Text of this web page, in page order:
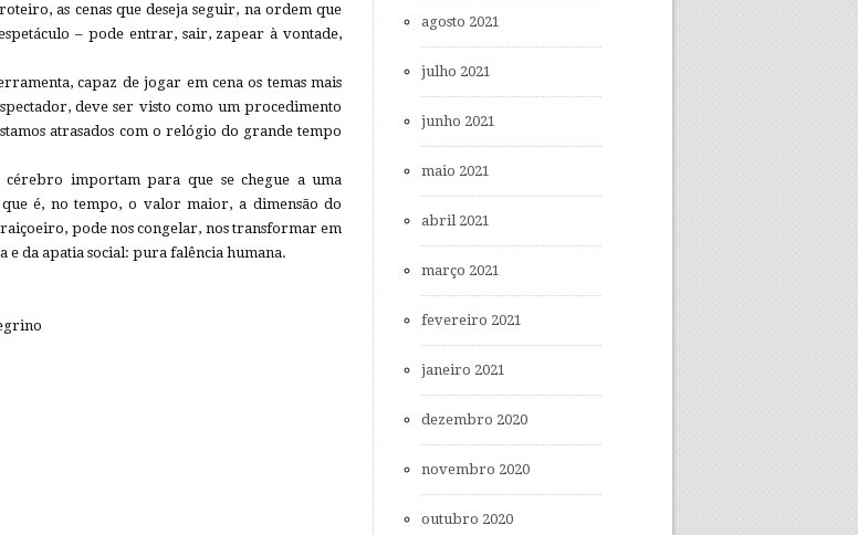
as cenas que deseja seguir, na ordem que
– pode entrar, sair, zapear à vontade,
capaz de jogar em cena os temas mais
deve ser visto como um procedimento
atrasados com o relógio do grande tempo
importam para que se chegue a uma
é, no tempo, o valor maior, a dimensão do
pode nos congelar, nos transformar em
e da apatia social: pura falência humana.
agosto 2021
julho 2021
junho 2021
maio 2021
abril 2021
março 2021
fevereiro 2021
janeiro 2021
dezembro 2020
novembro 2020
outubro 2020